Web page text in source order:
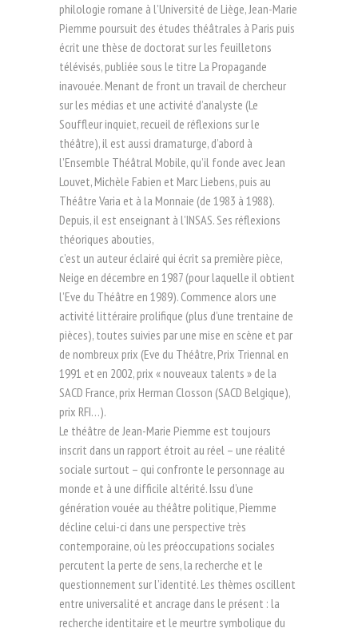
philologie romane à l’Université de Liège, Jean-Marie
Piemme poursuit des études théâtrales à Paris puis
écrit une thèse de doctorat sur les feuilletons
télévisés, publiée sous le titre La Propagande
inavouée. Menant de front un travail de chercheur
sur les médias et une activité d’analyste (Le
Souffleur inquiet, recueil de réflexions sur le
théâtre), il est aussi dramaturge, d’abord à
l’Ensemble Théâtral Mobile, qu’il fonde avec Jean
Louvet, Michèle Fabien et Marc Liebens, puis au
Théâtre Varia et à la Monnaie (de 1983 à 1988).
Depuis, il est enseignant à l’INSAS. Ses réflexions
théoriques abouties,
c’est un auteur éclairé qui écrit sa première pièce,
Neige en décembre en 1987 (pour laquelle il obtient
l’Eve du Théâtre en 1989). Commence alors une
activité littéraire prolifique (plus d’une trentaine de
pièces), toutes suivies par une mise en scène et par
de nombreux prix (Eve du Théâtre, Prix Triennal en
1991 et en 2002, prix « nouveaux talents » de la
SACD France, prix Herman Closson (SACD Belgique),
prix RFI…).
Le théâtre de Jean-Marie Piemme est toujours
inscrit dans un rapport étroit au réel – une réalité
sociale surtout – qui confronte le personnage au
monde et à une difficile altérité. Issu d’une
génération vouée au théâtre politique, Piemme
décline celui-ci dans une perspective très
contemporaine, où les préoccupations sociales
percutent la perte de sens, la recherche et le
questionnement sur l’identité. Les thèmes oscillent
entre universalité et ancrage dans le présent : la
recherche identitaire et le meurtre symbolique du